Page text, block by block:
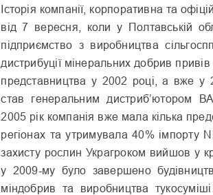
Історія компанії, корпоративна та
від 7 вересня, коли у Полтавській
підприємство з виробництва
дистрибуції мінеральних добрив
представництва у 2002 році, а вже у
став генеральним дистриб’ютором
2005 рік компанія вже мала кілька
регіонах та утримувала 40% імпорту
захисту рослин Украгроком вийшов у
у 2009-му було завершено
міндобрив та виробництва